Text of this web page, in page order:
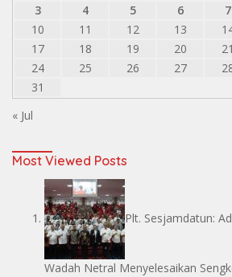
3
4 5 6 7
10
11 12 13
17
18 19 20 21
24
25 26 27
31
« Jul
Most Viewed Posts
Plt. Sesjamdatun:
Wadah Netral Menyelesaikan